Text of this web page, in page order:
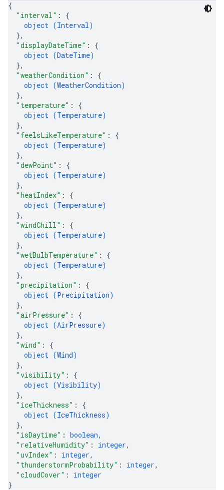
{
"interval" : {
object (Interval)
},
"displayDateTime" : {
object (DateTime)
},
"weatherCondition" : {
object (WeatherCondition)
},
"temperature" : {
object (Temperature)
},
"feelsLikeTemperature" : {
object (Temperature)
},
"dewPoint" : {
object (Temperature)
},
"heatIndex" : {
object (Temperature)
},
"windChill" : {
object (Temperature)
},
"wetBulbTemperature" : {
object (Temperature)
},
"precipitation" : {
object (Precipitation)
},
"airPressure" : {
object (AirPressure)
},
"wind" : {
object (Wind)
},
"visibility" : {
object (Visibility)
},
"iceThickness" : {
object (IceThickness)
},
"isDaytime" : boolean,
"relativeHumidity" : integer,
"uvIndex" : integer,
"thunderstormProbability" : integer,
"cloudCover" : integer
}